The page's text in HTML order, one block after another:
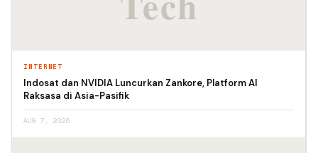
INTERNET
Indosat dan NVIDIA Luncurkan Zankore, Platform AI
Raksasa di Asia-Pasifik
AUG 7, 2026